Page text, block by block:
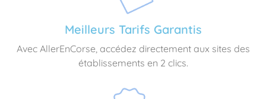
Meilleurs Tarifs Garantis
Avec AllerEnCorse, accédez directement aux sites des
établissements en 2 clics.